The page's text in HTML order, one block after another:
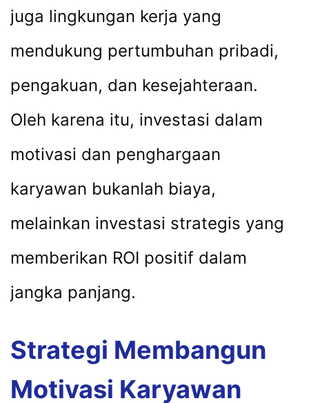
juga lingkungan kerja yang
mendukung pertumbuhan pribadi,
pengakuan, dan kesejahteraan.
Oleh karena itu, investasi dalam
motivasi dan penghargaan
karyawan bukanlah biaya,
melainkan investasi strategis yang
memberikan ROI positif dalam
jangka panjang.
Strategi Membangun
Motivasi Karyawan